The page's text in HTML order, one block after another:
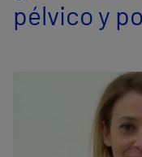
Equipo médico y
pélvico y